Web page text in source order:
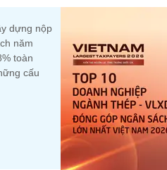
dựng nộp
năm
toàn
cấu